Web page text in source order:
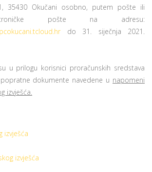
35430 Okučani osobno, putem pošte ili
pošte na adresu:
do 31. siječnja 2021.
u prilogu korisnici proračunskih sredstava
dokumente navedene u napomeni
izvješća.
izvješća
izvješća